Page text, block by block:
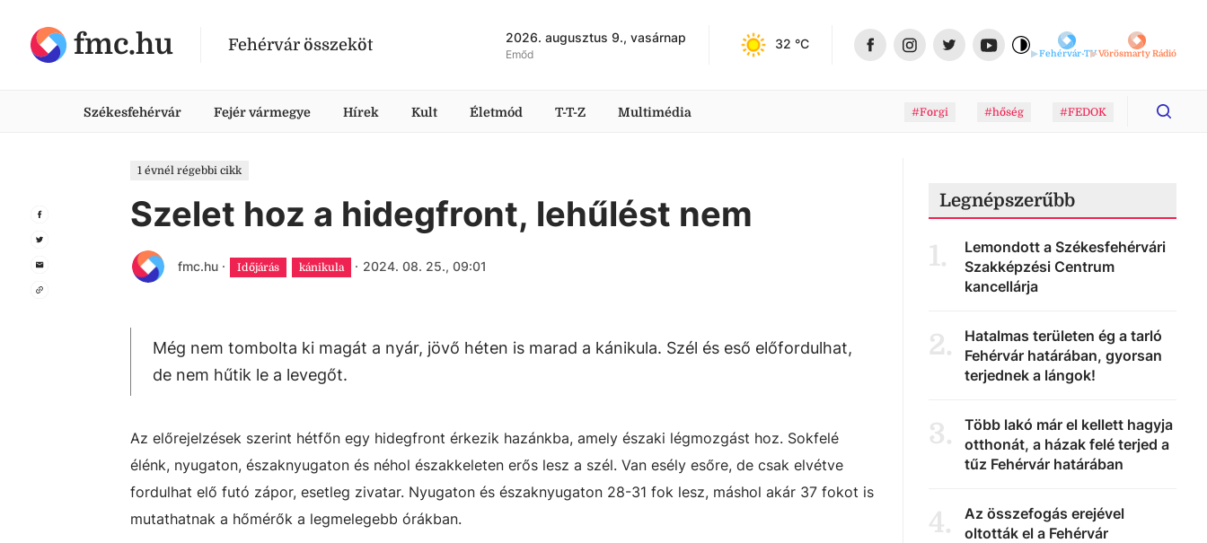
fmc.hu Fehérvár összeköt 2026. augusztus 9., vasárnap
Emőd
32 °C
Fehérvár-TVVörösmarty Rádió
Székesfehérvár Fejér vármegye Hírek Kult Életmód T-T-Z Multimédia #Forgi #hőség #FEDOK
1 évnél régebbi cikk
Szelet hoz a hidegfront, lehűlést nem
fmc.hu · Időjárás kánikula · 2024. 08. 25., 09:01
Még nem tombolta ki magát a nyár, jövő héten is marad a kánikula. Szél és eső előfordulhat,
de nem hűtik le a levegőt.
Az előrejelzések szerint hétfőn egy hidegfront érkezik hazánkba, amely északi légmozgást hoz. Sokfelé
élénk, nyugaton, északnyugaton és néhol északkeleten erős lesz a szél. Van esély esőre, de csak elvétve
fordulhat elő futó zápor, esetleg zivatar. Nyugaton és északnyugaton 28-31 fok lesz, máshol akár 37 fokot is
mutathatnak a hőmérők a legmelegebb órákban.
Legnépszerűbb
1.
Lemondott a Székesfehérvári
Szakképzési Centrum
kancellárja
2.
Hatalmas területen ég a tarló
Fehérvár határában, gyorsan
terjednek a lángok!
3.
Több lakó már el kellett hagyja
otthonát, a házak felé terjed a
tűz Fehérvár határában
4.
Az összefogás erejével
oltották el a Fehérvár